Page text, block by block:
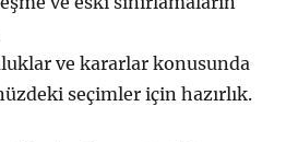
ve kararlar konusunda
seçimler için hazırlık.